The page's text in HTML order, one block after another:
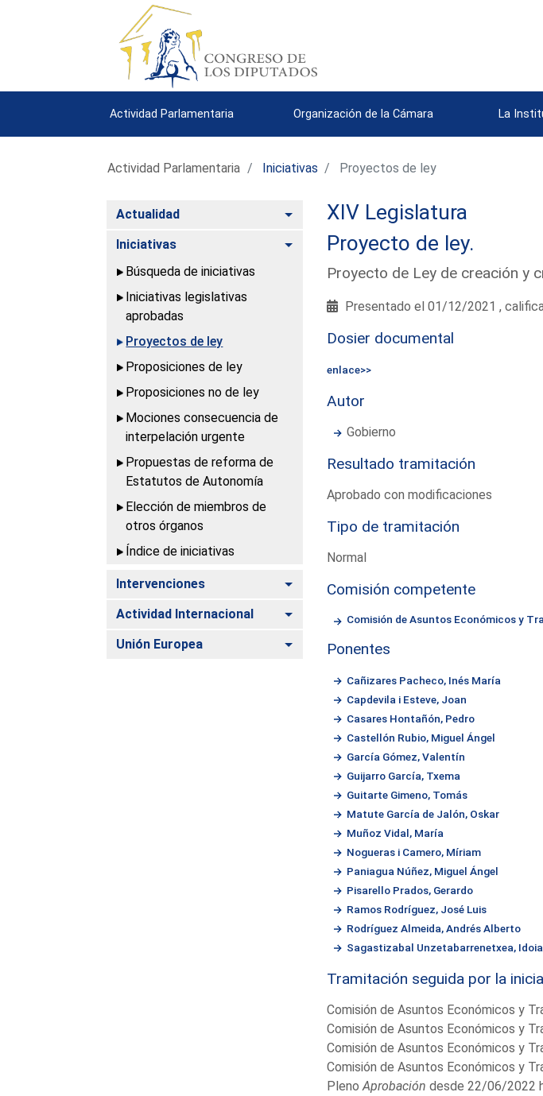
Actividad Parlamentaria Organización de la Cámara La
Actividad Parlamentaria Iniciativas Proyectos de ley
Actualidad Alternar
Iniciativas
Alternar
Búsqueda de iniciativas
Iniciativas legislativas
aprobadas
Proyectos de ley
Proposiciones de ley
Proposiciones no de ley
Mociones consecuencia de
interpelación urgente
Propuestas de reforma de
Estatutos de Autonomía
Elección de miembros de
otros órganos
Índice de iniciativas
Intervenciones Alternar
Actividad Internacional Alternar
Unión Europea Alternar
XIV Legislatura
Proyecto de ley.
Proyecto de Ley de creación y
Presentado el 01/12/2021 ,
Dosier documental
enlace>>
Autor
Gobierno
Resultado tramitación
Aprobado con modificaciones
Tipo de tramitación
Normal
Comisión competente
Comisión de Asuntos Económicos y
Ponentes
Cañizares Pacheco, Inés María
Capdevila i Esteve, Joan
Casares Hontañón, Pedro
Castellón Rubio, Miguel Ángel
García Gómez, Valentín
Guijarro García, Txema
Guitarte Gimeno, Tomás
Matute García de Jalón, Oskar
Muñoz Vidal, María
Nogueras i Camero, Míriam
Paniagua Núñez, Miguel Ángel
Pisarello Prados, Gerardo
Ramos Rodríguez, José Luis
Rodríguez Almeida, Andrés Alberto
Sagastizabal Unzetabarrenetxea, Idoia
Tramitación seguida por la
Comisión de Asuntos Económicos y
Comisión de Asuntos Económicos y
Comisión de Asuntos Económicos y
Comisión de Asuntos Económicos y
Pleno Aprobación desde 22/06/2022